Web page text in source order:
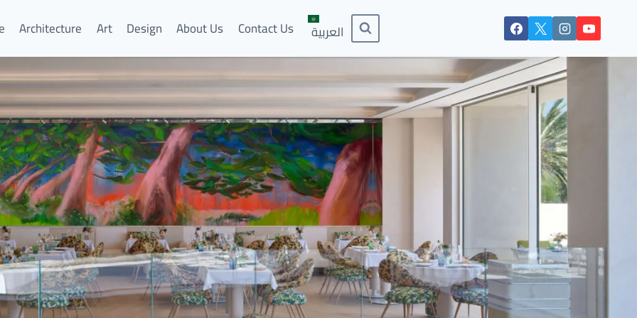
Architecture Art Design About Us Contact Us العربية